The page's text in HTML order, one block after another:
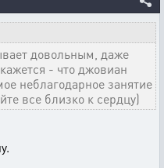
довольным, даже
- что джовиан
неблагодарное занятие
все близко к сердцу)